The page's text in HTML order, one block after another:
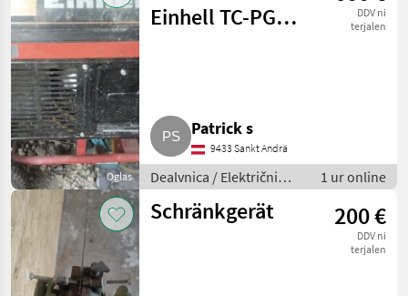
Oglas
Einhell TC-PG
DDV ni
terjalen
Patrick s
9433 Sankt Andrä
Dealvnica / Električni
generatorji
1 ur online
Schränkgerät 200 €
DDV ni
terjalen